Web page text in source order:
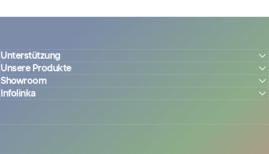
Unterstützung
Unsere Produkte
Showroom
Infolinka